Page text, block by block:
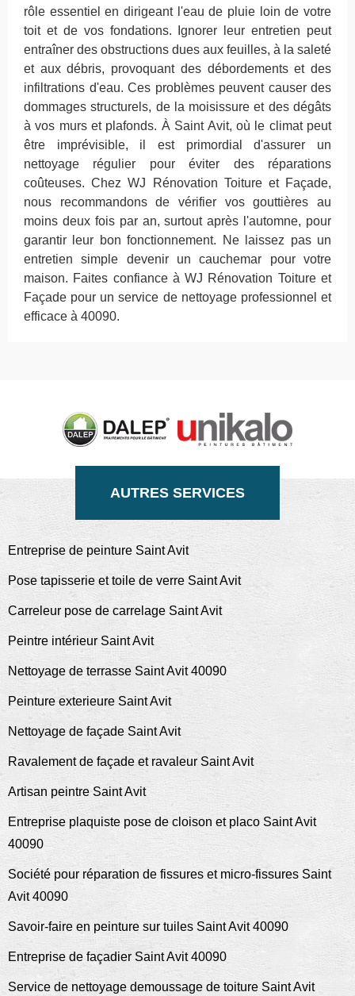
rôle essentiel en dirigeant l'eau de pluie loin de votre
toit et de vos fondations. Ignorer leur entretien peut
entraîner des obstructions dues aux feuilles, à la saleté
et aux débris, provoquant des débordements et des
infiltrations d'eau. Ces problèmes peuvent causer des
dommages structurels, de la moisissure et des dégâts
à vos murs et plafonds. À Saint Avit, où le climat peut
être imprévisible, il est primordial d'assurer un
nettoyage régulier pour éviter des réparations
coûteuses. Chez WJ Rénovation Toiture et Façade,
nous recommandons de vérifier vos gouttières au
moins deux fois par an, surtout après l'automne, pour
garantir leur bon fonctionnement. Ne laissez pas un
entretien simple devenir un cauchemar pour votre
maison. Faites confiance à WJ Rénovation Toiture et
Façade pour un service de nettoyage professionnel et
efficace à 40090.
AUTRES SERVICES
Entreprise de peinture Saint Avit
Pose tapisserie et toile de verre Saint Avit
Carreleur pose de carrelage Saint Avit
Peintre intérieur Saint Avit
Nettoyage de terrasse Saint Avit 40090
Peinture exterieure Saint Avit
Nettoyage de façade Saint Avit
Ravalement de façade et ravaleur Saint Avit
Artisan peintre Saint Avit
Entreprise plaquiste pose de cloison et placo Saint Avit
40090
Société pour réparation de fissures et micro-fissures Saint
Avit 40090
Savoir-faire en peinture sur tuiles Saint Avit 40090
Entreprise de façadier Saint Avit 40090
Service de nettoyage demoussage de toiture Saint Avit